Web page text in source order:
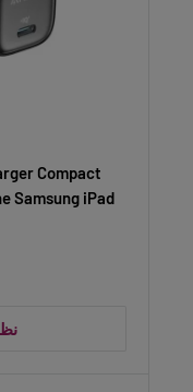
Compact
Samsung iPad